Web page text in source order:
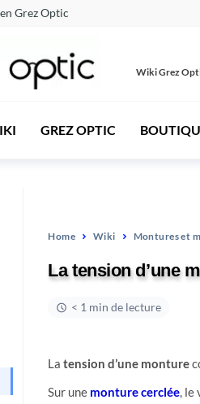
Grez Optic
Wiki Grez
GREZ OPTIC
Home Wiki Montures et
La tension d’une
< 1 min de lecture
Latension d’une monture
Sur une monture cerclée, le